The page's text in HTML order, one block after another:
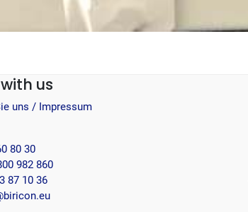
us
uns / Impressum
80 30
982 860
87 10 36